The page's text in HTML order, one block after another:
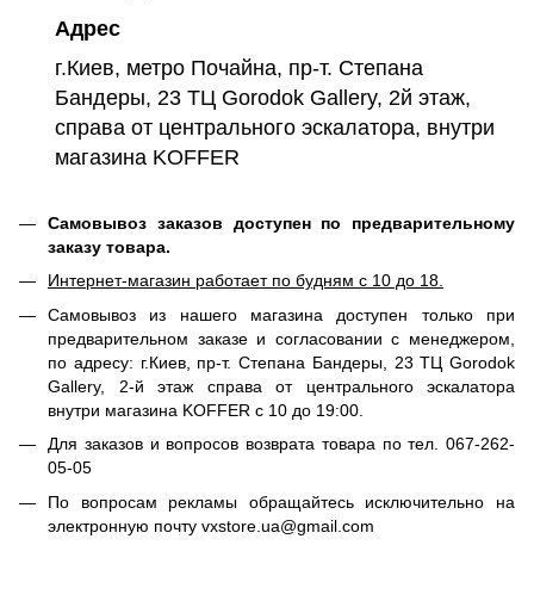
Адрес
г.Киев, метро Почайна, пр-т. Степана
Бандеры, 23 ТЦ Gorodok Gallery, 2й этаж,
справа от центрального эскалатора, внутри
магазина KOFFER
Самовывоз заказов доступен по предварительному
заказу товара.
Интернет-магазин работает по будням с 10 до 18.
Самовывоз из нашего магазина доступен только при
предварительном заказе и согласовании с менеджером,
по адресу: г.Киев, пр-т. Степана Бандеры, 23 ТЦ Gorodok
Gallery, 2-й этаж справа от центрального эскалатора
внутри магазина KOFFER с 10 до 19:00.
Для заказов и вопросов возврата товара по тел. 067-262-
05-05
По вопросам рекламы обращайтесь исключительно на
электронную почту vxstore.ua@gmail.com